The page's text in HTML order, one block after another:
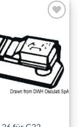
Wunschliste